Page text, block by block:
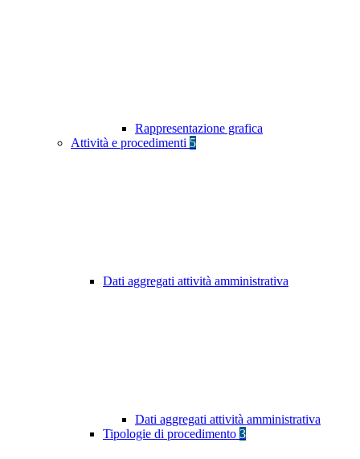
Rappresentazione grafica
Attività e procedimenti 5
Dati aggregati attività amministrativa
Dati aggregati attività amministrativa
Tipologie di procedimento 3